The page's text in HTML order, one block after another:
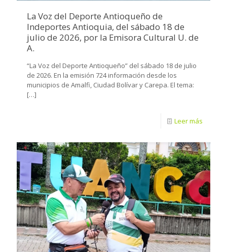
La Voz del Deporte Antioqueño de
Indeportes Antioquia, del sábado 18 de
julio de 2026, por la Emisora Cultural U. de
A.
“La Voz del Deporte Antioqueño” del sábado 18 de julio
de 2026. En la emisión 724 información desde los
municipios de Amalfi, Ciudad Bolívar y Carepa. El tema:
[…]
Leer más